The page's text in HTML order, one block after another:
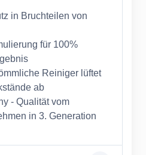
in Bruchteilen von
für 100%
Reiniger lüftet
ab
- Qualität vom
in 3. Generation